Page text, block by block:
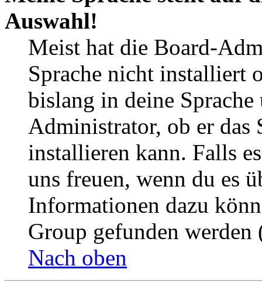
Auswahl!
Meist hat die Board-
Sprache nicht installiert
bislang in deine
Administrator, ob er das
installieren kann. Falls
uns freuen, wenn du es
Informationen dazu
Group gefunden
Nach oben